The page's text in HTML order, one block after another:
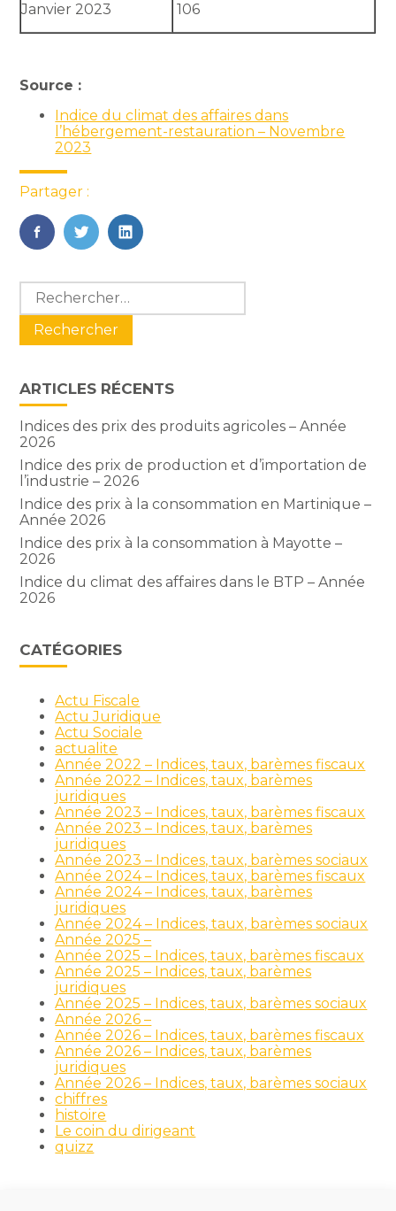
Janvier 2023 106
Source :
Indice du climat des affaires dans
l’hébergement-restauration – Novembre
2023
Partager :
FaceBook
TwitterLinkedIn
Blog
sidebar
Rechercher :
ARTICLES RÉCENTS
Indices des prix des produits agricoles – Année
2026
Indice des prix de production et d’importation de
l’industrie – 2026
Indice des prix à la consommation en Martinique –
Année 2026
Indice des prix à la consommation à Mayotte –
2026
Indice du climat des affaires dans le BTP – Année
2026
CATÉGORIES
Actu Fiscale
Actu Juridique
Actu Sociale
actualite
Année 2022 – Indices, taux, barèmes fiscaux
Année 2022 – Indices, taux, barèmes
juridiques
Année 2023 – Indices, taux, barèmes fiscaux
Année 2023 – Indices, taux, barèmes
juridiques
Année 2023 – Indices, taux, barèmes sociaux
Année 2024 – Indices, taux, barèmes fiscaux
Année 2024 – Indices, taux, barèmes
juridiques
Année 2024 – Indices, taux, barèmes sociaux
Année 2025 –
Année 2025 – Indices, taux, barèmes fiscaux
Année 2025 – Indices, taux, barèmes
juridiques
Année 2025 – Indices, taux, barèmes sociaux
Année 2026 –
Année 2026 – Indices, taux, barèmes fiscaux
Année 2026 – Indices, taux, barèmes
juridiques
Année 2026 – Indices, taux, barèmes sociaux
chiffres
histoire
Le coin du dirigeant
quizz